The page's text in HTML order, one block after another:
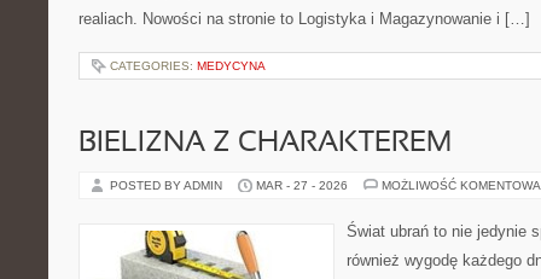
realiach. Nowości na stronie to Logistyka i Magazynowanie i […]
CATEGORIES: MEDYCYNA
BIELIZNA Z CHARAKTEREM
POSTED BY ADMIN MAR - 27 - 2026 MOŻLIWOŚĆ
Świat ubrań to nie jedynie
również wygodę każdego